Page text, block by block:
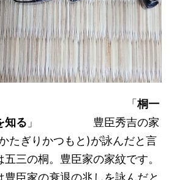
合。 「桐一
知る 」 豊臣秀吉の家
たぎりかつもと)が詠んだと言
三の桐。豊臣家の家紋です。
臣家の衰退の兆しを詠んだと